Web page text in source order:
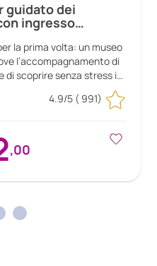
guidato dei
ingresso
la prima volta: un museo
l’accompagnamento di
di scoprire senza stress i
di uno dei tour più
delle visite in piccoli o
di risparmiare tempo
circa
4.9/5 ( 991)
,00